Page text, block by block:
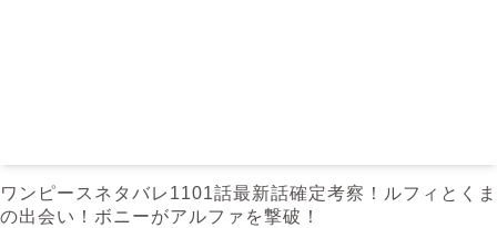
ワンピースネタバレ1101話最新話確定考察！ルフィとくま
の出会い！ボニーがアルファを撃破！